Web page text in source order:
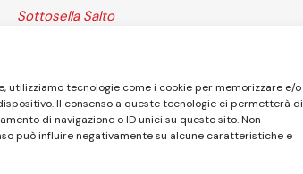
utilizziamo tecnologie come i cookie per memorizzare e/o
Il consenso a queste tecnologie ci permetterà di
di navigazione o ID unici su questo sito. Non
può influire negativamente su alcune caratteristiche e
Sottosella Salto